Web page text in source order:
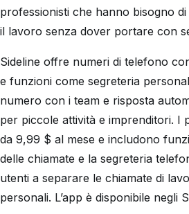
professionisti che hanno bisogno
il lavoro senza dover portare con
Sideline offre numeri di telefono
e funzioni come segreteria
numero con i team e risposta
per piccole attività e imprenditori. I
da 9,99 $ al mese e includono
delle chiamate e la segreteria
utenti a separare le chiamate di
personali. L’app è disponibile negli